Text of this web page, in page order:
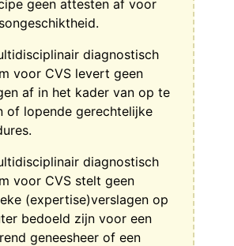
geen attesten af voor
diagnostisch
voor CVS levert geen
af in het kader van op te
of lopende gerechtelijke
diagnostisch
voor CVS stelt geen
(expertise)verslagen op
bedoeld zijn voor een
geneesheer of een